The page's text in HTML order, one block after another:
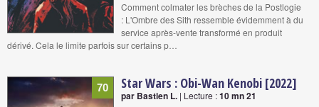
Comment colmater les brèches de la Postlogie
: L'Ombre des Sith ressemble évidemment à du
service après-vente transformé en produit
dérivé. Cela le limite parfois sur certains p…
70 Star Wars : Obi-Wan Kenobi [2022]
par Bastien L. | Lecture :10 mn 21